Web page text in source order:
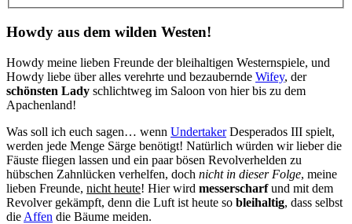
Howdy aus dem wilden Westen!
Howdy meine lieben Freunde der bleihaltigen Westernspiele, und
Howdy liebe über alles verehrte und bezaubernde Wifey, der
schönsten Lady schlichtweg im Saloon von hier bis zu dem
Apachenland!
Was soll ich euch sagen… wenn UndertakerDesperados III spielt,
werden jede Menge Särge benötigt! Natürlich würden wir lieber die
Fäuste fliegen lassen und ein paar bösen Revolverhelden zu
hübschen Zahnlücken verhelfen, doch nicht in dieser Folge, meine
lieben Freunde, nicht heute! Hier wird messerscharfund mit dem
Revolver gekämpft, denn die Luft ist heute so bleihaltig, dass selbst
die Affen die Bäume meiden.